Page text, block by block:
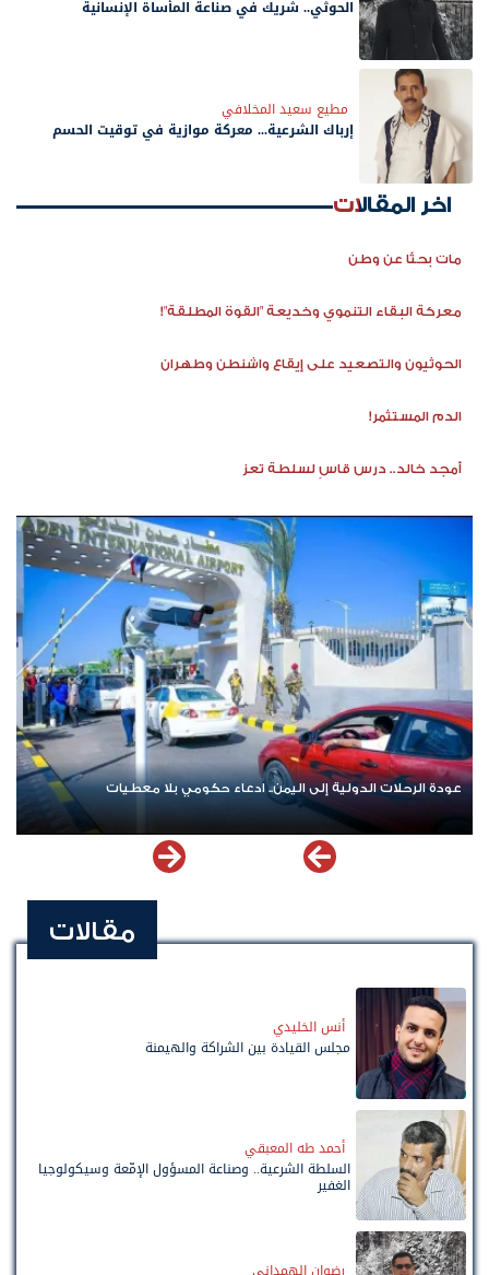
الحوثي.. شريك في صناعة المأساة الإنسانية
مطيع سعيد المخلافي
إرباك الشرعية... معركة موازية في توقيت الحسم
اخر المقالات
مات بحثًا عن وطن
معركة البقاء التنموي وخديعة "القوة المطلقة"!
الحوثيون والتصعيد على إيقاع واشنطن وطهران
الدم المستثمر!
أمجد خالد.. درس قاسٍ لسلطة تعز
عودة الرحلات الدولية إلى اليمن.. ادعاء حكومي بلا معطيات
مقالات
أنس الخليدي
مجلس القيادة بين الشراكة والهيمنة
أحمد طه المعبقي
السلطة الشرعية.. وصناعة المسؤول الإمّعة وسيكولوجيا
الغفير